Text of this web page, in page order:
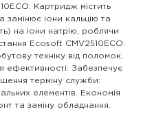
Картридж містить
замінює іони кальцію та
на іони натрію, роблячи
Ecosoft CMV2510ECO:
техніку від поломок,
ефективності: Забезпечує
терміну служби:
елементів. Економія
та заміну обладнання.